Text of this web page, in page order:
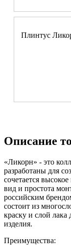
Плинтус
Описание
«Ликорн» - это
разработаны для
сочетается
вид и простота
российским
состоит из
краску и слой лака
изделия.
Преимущества: